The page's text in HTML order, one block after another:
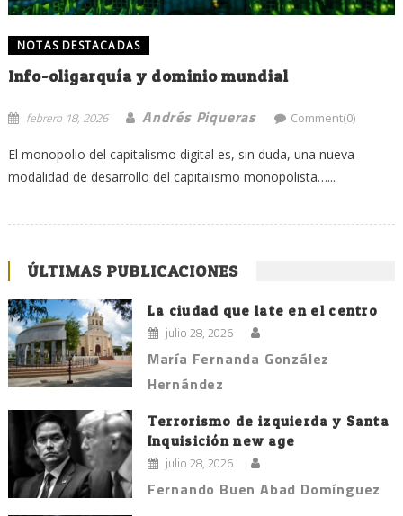
NOTAS DESTACADAS
Info-oligarquía y dominio mundial
febrero 18, 2026 Andrés Piqueras Comment(0)
El monopolio del capitalismo digital es, sin duda, una nueva
modalidad de desarrollo del capitalismo monopolista…...
ÚLTIMAS PUBLICACIONES
La ciudad que late en el centro
julio 28, 2026
María Fernanda González
Hernández
Terrorismo de izquierda y Santa
Inquisición new age
julio 28, 2026
Fernando Buen Abad Domínguez